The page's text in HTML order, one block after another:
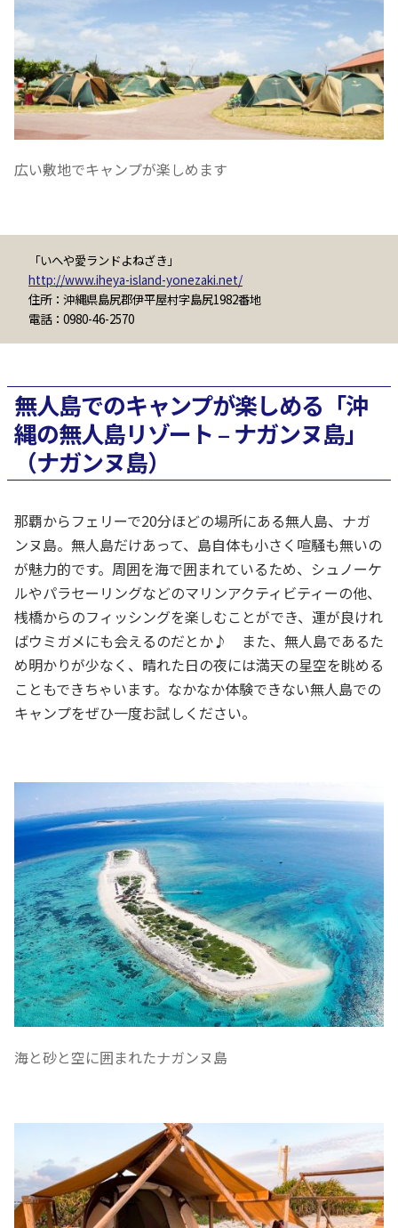
広い敷地でキャンプが楽しめます
「いへや愛ランドよねざき」
http://www.iheya-island-yonezaki.net/
住所：沖縄県島尻郡伊平屋村字島尻1982番地
電話：0980-46-2570
無人島でのキャンプが楽しめる「沖
縄の無人島リゾート – ナガンヌ島」
（ナガンヌ島）
那覇からフェリーで20分ほどの場所にある無人島、ナガ
ンヌ島。無人島だけあって、島自体も小さく喧騒も無いの
が魅力的です。周囲を海で囲まれているため、シュノーケ
ルやパラセーリングなどのマリンアクティビティーの他、
桟橋からのフィッシングを楽しむことができ、運が良けれ
ばウミガメにも会えるのだとか♪ また、無人島であるた
め明かりが少なく、晴れた日の夜には満天の星空を眺める
こともできちゃいます。なかなか体験できない無人島での
キャンプをぜひ一度お試しください。
海と砂と空に囲まれたナガンヌ島